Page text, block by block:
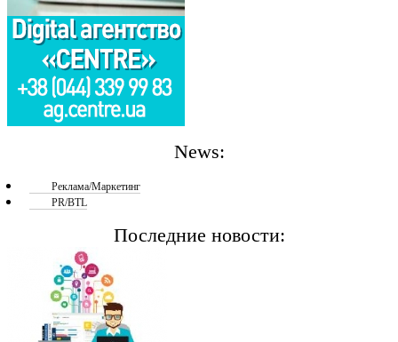
News:
Реклама/Маркетинг
PR/BTL
Последние новости: